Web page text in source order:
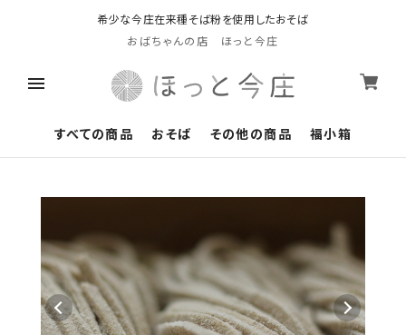
希少な今庄在来種そば粉を使用したおそば
おばちゃんの店 ほっと今庄
すべての商品 おそば その他の商品 福小箱